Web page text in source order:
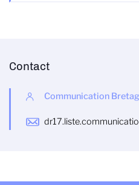
Contact
Communication